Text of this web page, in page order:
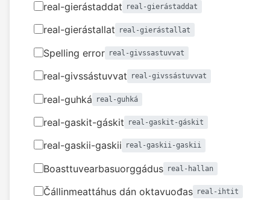
real-gierástaddat real-gierástaddat
real-gierástallat real-gierástallat
Spelling error real-givssastuvvat
real-givssástuvvat real-givssástuvvat
real-guhká real-guhká
real-gaskit-gáskit real-gaskit-gáskit
real-gaskii-gaskii real-gaskii-gaskii
Boasttuvearbasuorggádus real-hallan
Čállinmeattáhus dán oktavuođas real-ihtit